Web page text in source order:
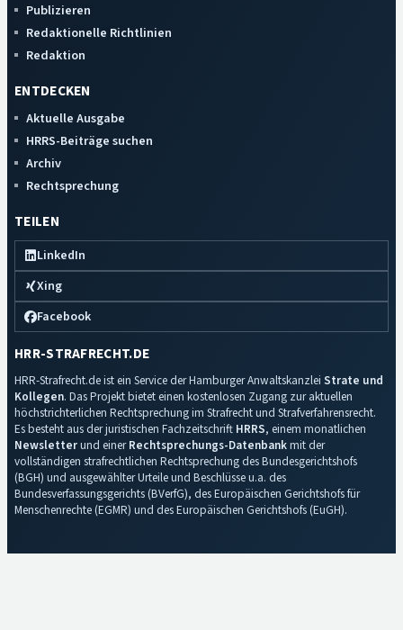
Publizieren
Redaktionelle Richtlinien
Redaktion
ENTDECKEN
Aktuelle Ausgabe
HRRS-Beiträge suchen
Archiv
Rechtsprechung
TEILEN
LinkedIn
Xing
Facebook
HRR-STRAFRECHT.DE
HRR-Strafrecht.de ist ein Service der Hamburger Anwaltskanzlei Strate und
Kollegen. Das Projekt bietet einen kostenlosen Zugang zur aktuellen
höchstrichterlichen Rechtsprechung im Strafrecht und Strafverfahrensrecht.
Es besteht aus der juristischen Fachzeitschrift HRRS, einem monatlichen
Newsletterund einerRechtsprechungs-Datenbankmit der
vollständigen strafrechtlichen Rechtsprechung des Bundesgerichtshofs
(BGH) und ausgewählter Urteile und Beschlüsse u.a. des
Bundesverfassungsgerichts (BVerfG), des Europäischen Gerichtshofs für
Menschenrechte (EGMR) und des Europäischen Gerichtshofs (EuGH).